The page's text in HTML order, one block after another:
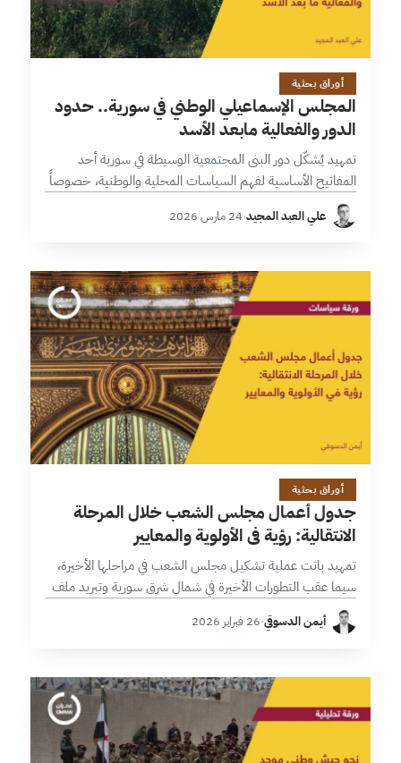
11 دقائق
أوراق بحثية
المجلس الإسماعيلي الوطني في سورية.. حدود
الدور والفعالية مابعد الأسد
تمهيد يُشكّل دور البنى المجتمعية الوسيطة في سورية أحد
المفاتيح الأساسية لفهم السياسات المحلية والوطنية، خصوصاً
في سياق الانتقال من نظام سلطوي مركزي إلى ترتيبات حكم
جديدة ما بعد عام…
علي العبد المجيد·24 مارس 2026
12 دقائق
أوراق بحثية
جدول أعمال مجلس الشعب خلال المرحلة
الانتقالية: رؤية في الأولوية والمعايير
تمهيد باتت عملية تشكيل مجلس الشعب في مراحلها الأخيرة،
سيما عقب التطورات الأخيرة في شمال شرق سورية وتبريد ملف
السويداء، تلك العملية التي مزجت بين التعيين المباشر من قبل
رئيس…أيمن الدسوقي·26 فبراير 2026